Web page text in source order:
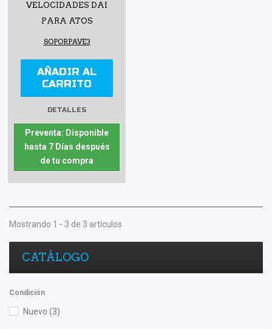
VELOCIDADES DAI
PARA ATOS
SOPORPAVE3
AÑADIR AL
CARRITO
DETALLES
Preventa: Disponible
hasta 7 Días después
de tu compra
Mostrando 1 - 3 de 3 artículos
CATÁLOGO
Condición
Nuevo (3)